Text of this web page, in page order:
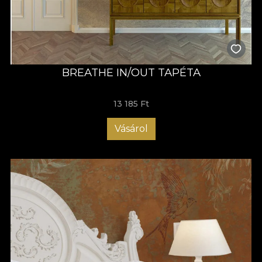
BREATHE IN/OUT TAPÉTA
13 185 Ft
Vásárol